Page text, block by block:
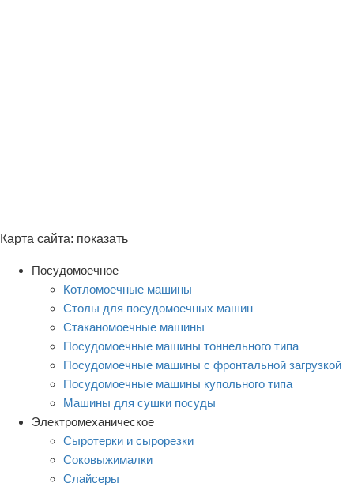
Карта сайта: показать
Посудомоечное
Котломоечные машины
Столы для посудомоечных машин
Стаканомоечные машины
Посудомоечные машины тоннельного типа
Посудомоечные машины с фронтальной загрузкой
Посудомоечные машины купольного типа
Машины для сушки посуды
Электромеханическое
Сыротерки и сырорезки
Соковыжималки
Слайсеры